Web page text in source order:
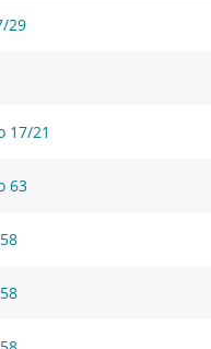
29
17/21
63